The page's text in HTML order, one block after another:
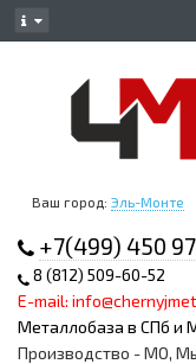
Ваш город: Эль-Монте
+7(499) 450
8 (812) 509-60-52
E-mail:
Металлобаза в СПб и
Производство - МО,